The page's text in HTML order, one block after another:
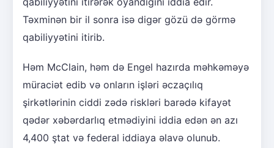
Təxminən bir il sonra isə digər gözü də görmə
qabiliyyətini itirib.
Həm McClain, həm də Engel hazırda məhkəməyə
müraciət edib və onların işləri əczaçılıq
şirkətlərinin ciddi zədə riskləri barədə kifayət
qədər xəbərdarlıq etmədiyini iddia edən ən azı
4,400 ştat və federal iddiaya əlavə olunub.